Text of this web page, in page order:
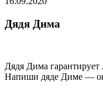
Дядя Дима
Дядя Дима
Напиши дяде Диме — он